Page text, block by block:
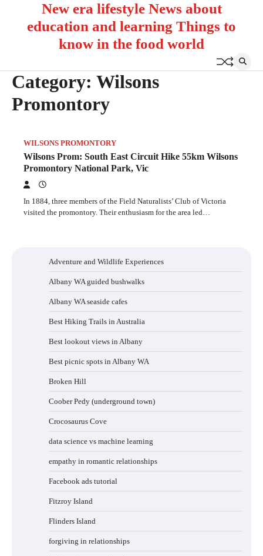
New era lifestyle News about
education and learning Things to
know in the food world
Category: Wilsons
Promontory
WILSONS PROMONTORY
Wilsons Prom: South East Circuit Hike 55km Wilsons
Promontory National Park, Vic
In 1884, three members of the Field Naturalists’ Club of Victoria
visited the promontory. Their enthusiasm for the area led…
Adventure and Wildlife Experiences
Albany WA guided bushwalks
Albany WA seaside cafes
Best Hiking Trails in Australia
Best lookout views in Albany
Best picnic spots in Albany WA
Broken Hill
Coober Pedy (underground town)
Crocosaurus Cove
data science vs machine learning
empathy in romantic relationships
Facebook ads tutorial
Fitzroy Island
Flinders Island
forgiving in relationships